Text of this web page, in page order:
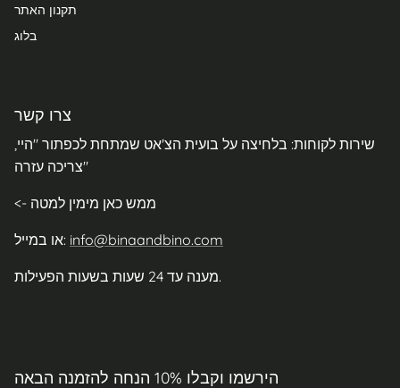
תקנון האתר
בלוג
צרו קשר
שירות לקוחות: בלחיצה על בועית הצ'אט שמתחת לכפתור "היי,
צריכה עזרה"
<- ממש כאן מימין למטה
או במייל: info@binaandbino.com
מענה עד 24 שעות בשעות הפעילות.
הירשמו וקבלו 10% הנחה להזמנה הבאה